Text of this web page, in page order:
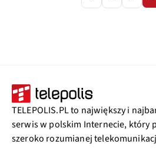
TELEPOLIS.PL to największy i
serwis w polskim Internecie, który
szeroko rozumianej